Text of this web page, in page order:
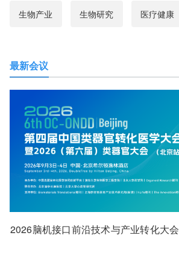
生物产业 生物研究 医疗健康
最新会议
2026脑机接口前沿技术与产业转化大会